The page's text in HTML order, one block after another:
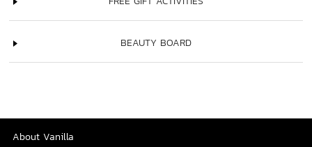
BEAUTY BOARD
About Vanilla